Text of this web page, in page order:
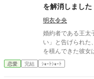
を解消しました
明衣令央
婚約者である王太
い」と告げられた
を積んできた彼女は、
せな結婚を迎え
うでもいいことだ
恋愛 完結 ｼｮｰﾄｼｮｰﾄ